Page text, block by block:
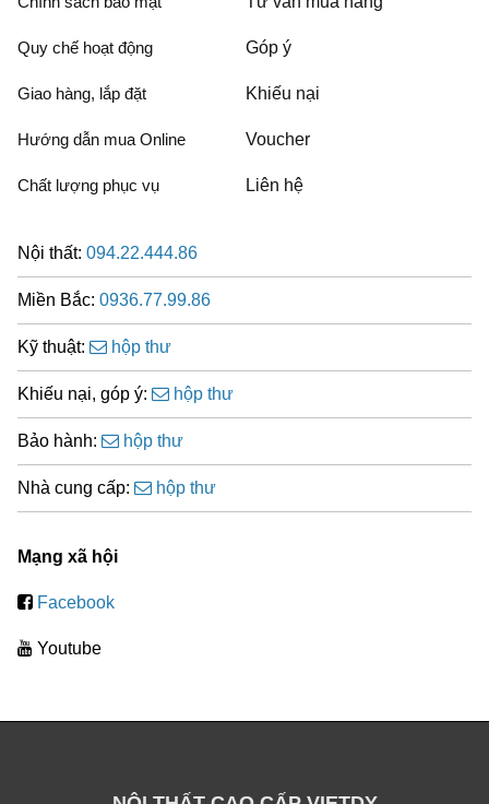
Quy chế hoạt động
Giao hàng, lắp đặt
Hướng dẫn mua Online
Chất lượng phục vụ
Góp ý
Khiếu nại
Voucher
Liên hệ
Nội thất: 094.22.444.86
Miền Bắc: 0936.77.99.86
Kỹ thuật: hộp thư
Khiếu nại, góp ý: hộp thư
Bảo hành: hộp thư
Nhà cung cấp: hộp thư
Mạng xã hội
Facebook
Youtube